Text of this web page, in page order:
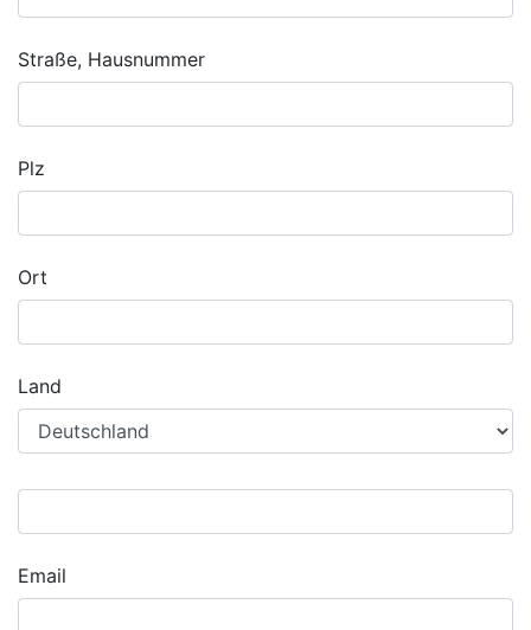
Straße, Hausnummer
Plz
Ort
Land
Email